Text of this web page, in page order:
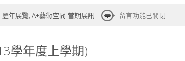
歷年展覽,A+藝術空間-當期展訊
在
留言功能已關閉
學年度上學期)